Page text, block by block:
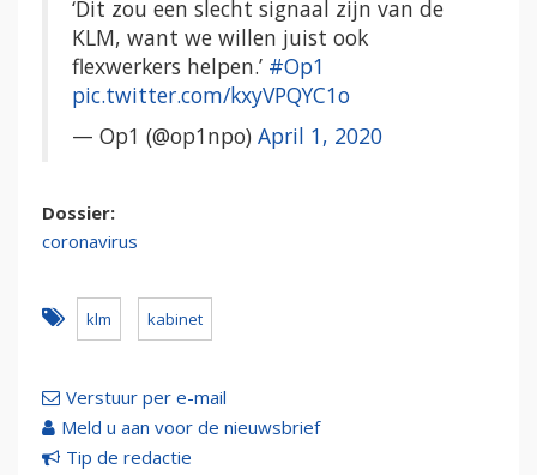
‘Dit zou een slecht signaal zijn van de
KLM, want we willen juist ook
flexwerkers helpen.’ #Op1
pic.twitter.com/kxyVPQYC1o
— Op1 (@op1npo) April 1, 2020
Dossier:
coronavirus
klm kabinet
Verstuur per e-mail
Meld u aan voor de nieuwsbrief
Tip de redactie